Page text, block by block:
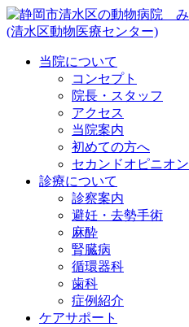
当院について
コンセプト
院長・スタッフ
アクセス
当院案内
初めての方へ
セカンドオピニオン
診療について
診察案内
避妊・去勢手術
麻酔
腎臓病
循環器科
歯科
症例紹介
ケアサポート